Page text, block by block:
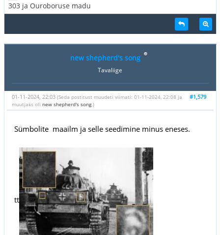
303 ja Ouroboruse madu
new shepherd's song
Tavaliige
#1,579
01-11-2024, 22:03 (Seda postitust muudeti viimati: 01-11-2024, 22:08 ja
muutjaks oli new shepherd's song.)
Sümbolite maailm ja selle seedimine minus eneses.
tt